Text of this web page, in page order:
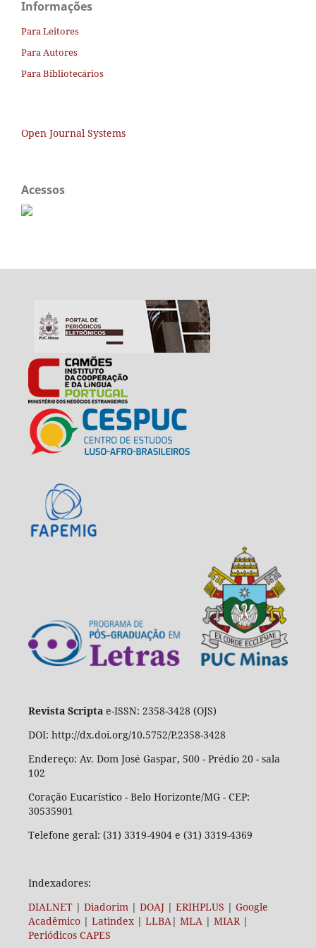
Informações
Para Leitores
Para Autores
Para Bibliotecários
Open Journal Systems
Acessos
Revista Scriptae-ISSN: 2358-3428 (OJS)
DOI: http://dx.doi.org/10.5752/P.2358-3428
Endereço: Av. Dom José Gaspar, 500 - Prédio 20 - sala
102
Coração Eucarístico - Belo Horizonte/MG - CEP:
30535901
Telefone geral: (31) 3319-4904 e (31) 3319-4369
Indexadores:
DIALNET| Diadorim| DOAJ| ERIHPLUS | Google
Acadêmico| Latindex| LLBA| MLA| MIAR|
Periódicos CAPES